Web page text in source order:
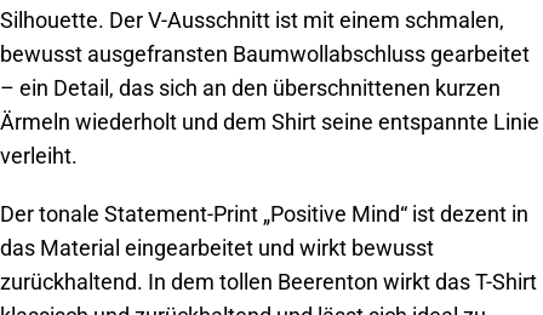
Silhouette. Der V-Ausschnitt ist mit einem schmalen,
bewusst ausgefransten Baumwollabschluss gearbeitet
– ein Detail, das sich an den überschnittenen kurzen
Ärmeln wiederholt und dem Shirt seine entspannte Linie
verleiht.
Der tonale Statement-Print „Positive Mind“ ist dezent in
das Material eingearbeitet und wirkt bewusst
zurückhaltend. In dem tollen Beerenton wirkt das T-Shirt